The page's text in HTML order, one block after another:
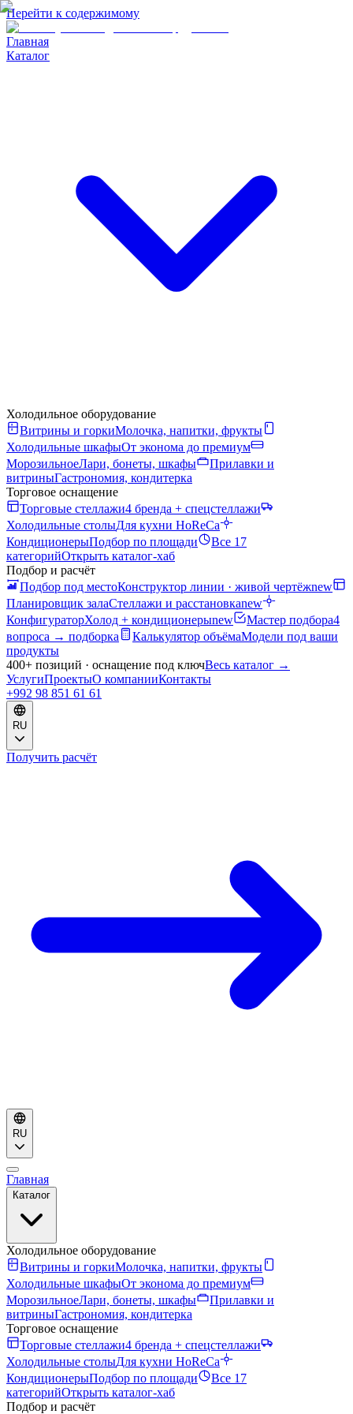
Перейти к содержимому
Главная
Каталог
Холодильное оборудование
Витрины и горкиМолочка, напитки, фрукты
Холодильные шкафыОт эконома до премиум
МорозильноеЛари, бонеты, шкафы
Прилавки и
витриныГастрономия, кондитерка
Торговое оснащение
Торговые стеллажи4 бренда + спецстеллажи
Холодильные столыДля кухни HoReCa
КондиционерыПодбор по площади
Все 17
категорийОткрыть каталог-хаб
Подбор и расчёт
Подбор под местоКонструктор линии · живой чертёжnew
Планировщик залаСтеллажи и расстановкаnew
КонфигураторХолод + кондиционерыnew Мастер подбора4
вопроса → подборка
Калькулятор объёмаМодели под ваши
продукты
400+ позиций · оснащение под ключВесь каталог →
УслугиПроектыО компанииКонтакты
+992 98 851 61 61
RU
Получить расчёт
RU
Главная
Каталог
Холодильное оборудование
Витрины и горкиМолочка, напитки, фрукты
Холодильные шкафыОт эконома до премиум
МорозильноеЛари, бонеты, шкафы
Прилавки и
витриныГастрономия, кондитерка
Торговое оснащение
Торговые стеллажи4 бренда + спецстеллажи
Холодильные столыДля кухни HoReCa
КондиционерыПодбор по площади
Все 17
категорийОткрыть каталог-хаб
Подбор и расчёт